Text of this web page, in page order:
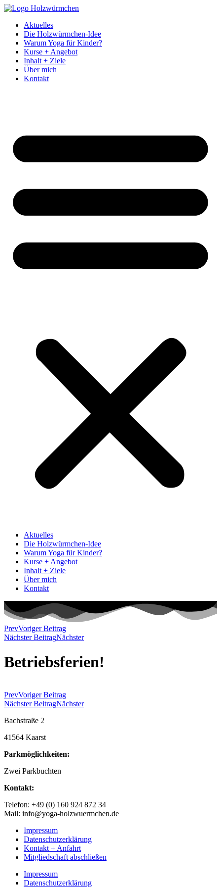
Aktuelles
Die Holzwürmchen-Idee
Warum Yoga für Kinder?
Kurse + Angebot
Inhalt + Ziele
Über mich
Kontakt
Aktuelles
Die Holzwürmchen-Idee
Warum Yoga für Kinder?
Kurse + Angebot
Inhalt + Ziele
Über mich
Kontakt
PrevVoriger Beitrag
Nächster BeitragNächster
Betriebsferien!
PrevVoriger Beitrag
Nächster BeitragNächster
Bachstraße 2
41564 Kaarst
Parkmöglichkeiten:
Zwei Parkbuchten
Kontakt:
Telefon: +49 (0) 160 924 872 34
Mail: info@yoga-holzwuermchen.de
Impressum
Datenschutzerklärung
Kontakt + Anfahrt
Mitgliedschaft abschließen
Impressum
Datenschutzerklärung